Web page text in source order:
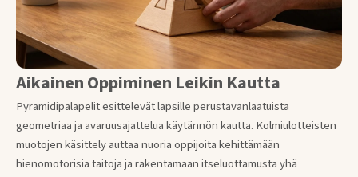
Aikainen Oppiminen Leikin Kautta
Pyramidipalapelit esittelevät lapsille perustavanlaatuista
geometriaa ja avaruusajattelua käytännön kautta. Kolmiulotteisten
muotojen käsittely auttaa nuoria oppijoita kehittämään
hienomotorisia taitoja ja rakentamaan itseluottamusta yhä